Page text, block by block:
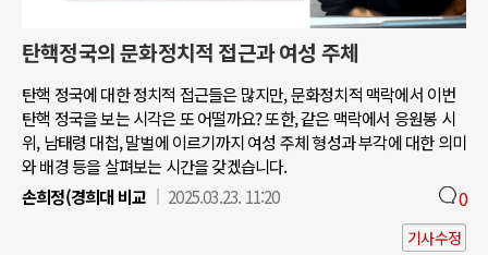
탄핵정국의 문화정치적 접근과 여성 주체
탄핵 정국에 대한 정치적 접근들은 많지만, 문화정치적 맥락에서 이번
탄핵 정국을 보는 시각은 또 어떨까요? 또한, 같은 맥락에서 응원봉 시
위, 남태령 대첩, 말벌에 이르기까지 여성 주체 형성과 부각에 대한 의미
와 배경 등을 살펴보는 시간을 갖겠습니다.
손희정(경희대 비교
2025.03.23. 11:20 0
기사수정